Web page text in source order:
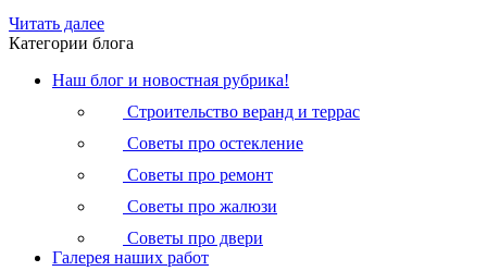
Читать далее
Категории блога
Наш блог и новостная рубрика!
Строительство веранд и террас
Советы про остекление
Советы про ремонт
Советы про жалюзи
Советы про двери
Галерея наших работ